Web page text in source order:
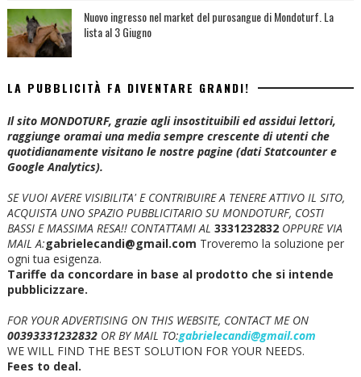
Nuovo ingresso nel market del purosangue di Mondoturf. La
lista al 3 Giugno
LA PUBBLICITÀ FA DIVENTARE GRANDI!
Il sito MONDOTURF, grazie agli insostituibili ed assidui lettori,
raggiunge oramai una media sempre crescente di utenti che
quotidianamente visitano le nostre pagine (dati Statcounter e
Google Analytics).
SE VUOI AVERE VISIBILITA' E CONTRIBUIRE A TENERE ATTIVO IL SITO,
ACQUISTA UNO SPAZIO PUBBLICITARIO SU MONDOTURF, COSTI
BASSI E MASSIMA RESA!! CONTATTAMI AL 3331232832 OPPURE VIA
MAIL A:gabrielecandi@gmail.com Troveremo la soluzione per
ogni tua esigenza.
Tariffe da concordare in base al prodotto che si intende
pubblicizzare.
FOR YOUR ADVERTISING ON THIS WEBSITE, CONTACT ME ON
00393331232832OR BY MAIL TO:gabrielecandi@gmail.com
WE WILL FIND THE BEST SOLUTION FOR YOUR NEEDS.
Fees to deal.